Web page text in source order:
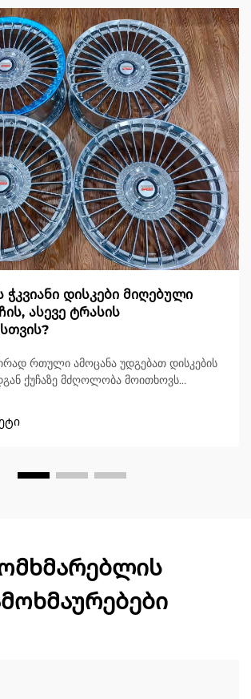
დისკები მიღებული
ასევე ტრასის
რთული ამოცანა უდგებათ დისკების
ქუჩაზე მძღოლობა მოითხოვს
სიმტკიცეს და სიზუსტეს. ჭკვიანი